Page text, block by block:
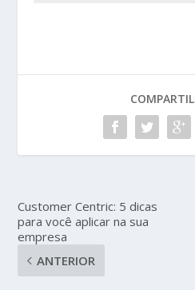
Customer Centric: 5 dicas
para você aplicar na sua
empresa
ANTERIOR